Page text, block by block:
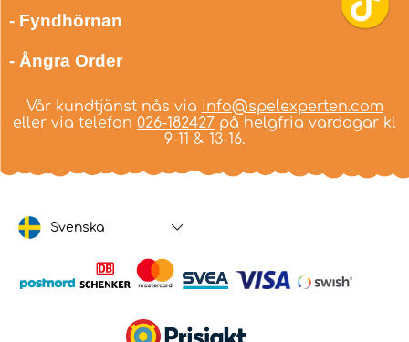
- Fyndhörnan
- Ångra Order
Vår kundtjänst nås via info@spelexperten.com
eller via telefon 026-182427 på helgfria vardagar kl
9-11 & 13-16.
Svenska